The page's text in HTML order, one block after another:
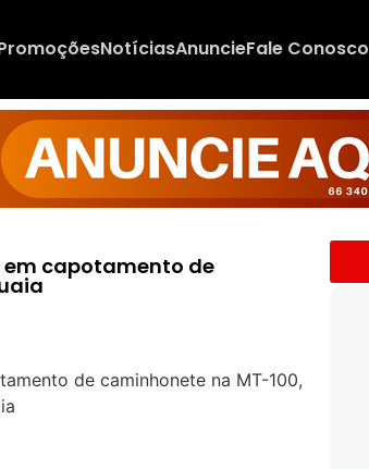
NotíciasAnuncieFale Conosco
em capotamento de